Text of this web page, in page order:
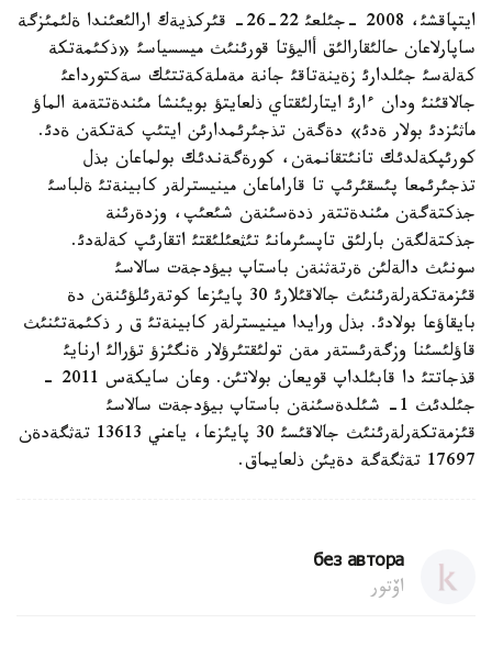
ايتپاقشئ، 2008 -جئلعئ 22-26- قئركذيةك ارالئعئندا ةلئمئزگة
ساپارلاعان حالئقارالئق أاليؤتا قورئنئث ميسسياسئ «ذكئمةتكة
كةلةسئ جئلدارئ زةينةتاقئ جانة مةملةكةتتئك سةكتورداعئ
جالاقئنئ ودان ءارئ ايتارلئقتاي ذلعايتؤ بويئنشا مئندةتتةمة الماؤ
ماثئزدئ بولار ةدئ» دةگةن تذجئرئمدارئن ايتئپ كةتكةن ةدئ.
كورئپكةلدئك تانئتقانمةن، كورةگةندئك بولماعان بذل
تذجئرئمعا پئسقئرئپ تا قاراماعان مينيسترلةر كابينةتئ ةلباسئ
جذكتةگةن مئندةتتةر ذدةسئنةن شئعئپ، وزدةرئنة
جذكتةلگةن بارلئق تاپسئرمانئ تئثعئلئقتئ اتقارئپ كةلةدئ.
سونئث دالةلئن ةرتةثنةن باستاپ بيؤدجةت سالاسئ
قئزمةتكةرلةرئنئث جالاقئلارئ 30 پايئزعا كوتةرئلؤئنةن دة
بايقاؤعا بولادئ. بذل ورايدا مينيسترلةر كابينةتئ ق ر ذكئمةتئنئث
قاؤلئسئنا وزگةرئستةر مةن تولئقتئرؤلار ةنگئزؤ تؤرالئ ارنايئ
قذجاتتئ دا قابئلداپ قويعان بولاتئن. وعان سايكةس 2011 -
جئلدئث 1- شئلدةسئنةن باستاپ بيؤدجةت سالاسئ
قئزمةتكةرلةرئنئث جالاقئسئ 30 پايئزعا، ياعني 13613 تةثگةدةن
17697 تةثگةگة دةيئن ذلعايماق.
без автора
اۆتور